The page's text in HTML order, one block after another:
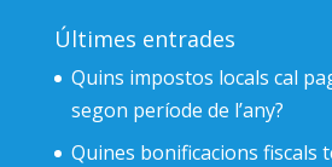
Últimes entrades
Quins impostos locals cal
segon període de l’any?
Quines bonificacions fiscals